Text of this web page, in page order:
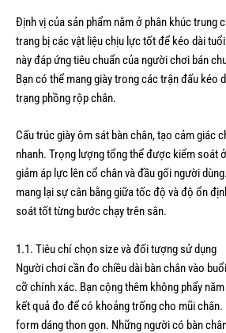
Định vị của sản phẩm nằm ở phân khúc trung
trang bị các vật liệu chịu lực tốt để kéo dài
này đáp ứng tiêu chuẩn của người chơi bán
Bạn có thể mang giày trong các trận đấu kéo
trạng phồng rộp chân.
Cấu trúc giày ôm sát bàn chân, tạo cảm giác
nhanh. Trọng lượng tổng thể được kiểm soát
giảm áp lực lên cổ chân và đầu gối người
mang lại sự cân bằng giữa tốc độ và độ ổn
soát tốt từng bước chạy trên sân.
1.1. Tiêu chí chọn size và đối tượng sử dụng
Người chơi cần đo chiều dài bàn chân vào
cỡ chính xác. Bạn cộng thêm không phẩy
kết quả đo để có khoảng trống cho mũi
form dáng thon gọn. Những người có bàn